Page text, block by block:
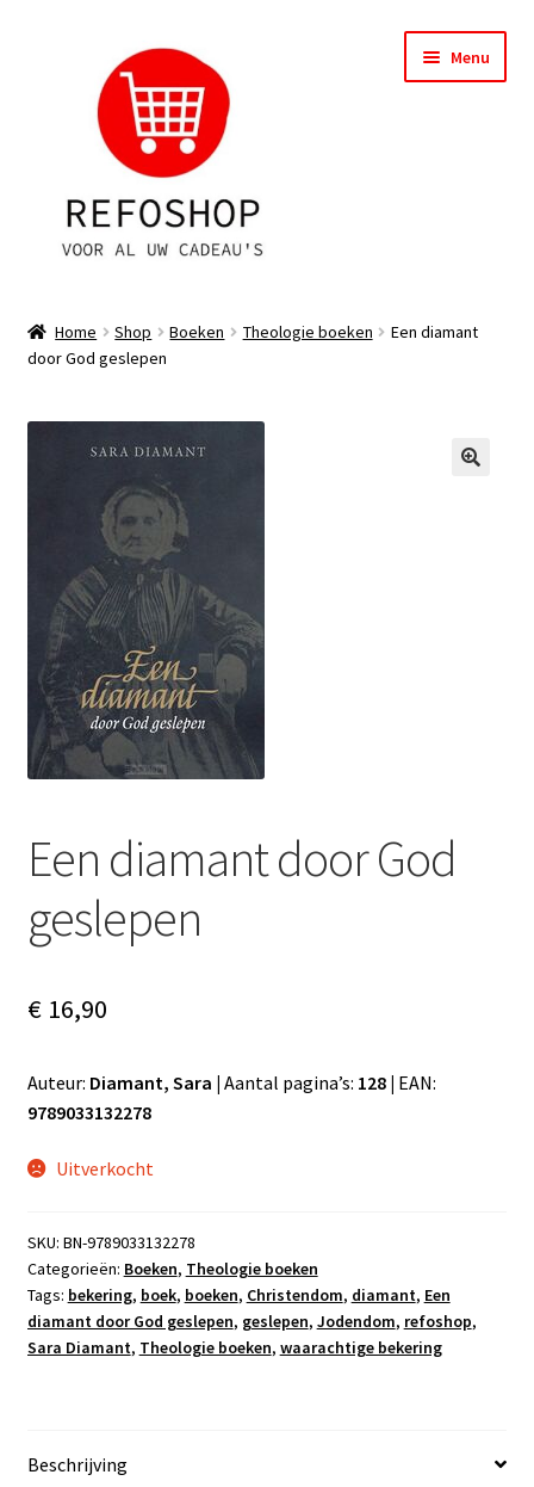
navigatie
Menu
OPRUIMING
Assortiment
Klantenservice
Retour
Home Shop Boeken Theologie boeken
Een diamant
door God geslepen
Een diamant door God
geslepen
€16,90
Auteur: Diamant, Sara | Aantal pagina’s: 128 | EAN:
9789033132278
Uitverkocht
SKU: BN-9789033132278
Categorieën: Boeken, Theologie boeken
Tags: bekering, boek, boeken, Christendom, diamant, Een
diamant door God geslepen, geslepen, Jodendom, refoshop,
Sara Diamant, Theologie boeken, waarachtige bekering
Beschrijving